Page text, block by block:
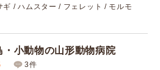
ギ / ハムスター / フェレット / モルモ
・小動物の山形動物病院
3件